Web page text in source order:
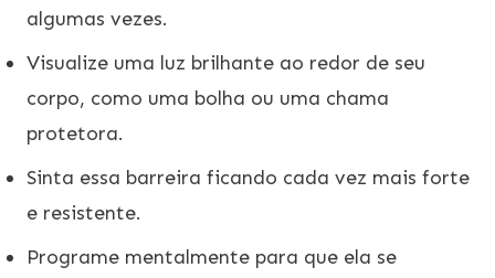
algumas vezes.
Visualize uma luz brilhante ao redor de seu
corpo, como uma bolha ou uma chama
protetora.
Sinta essa barreira ficando cada vez mais forte
e resistente.
Programe mentalmente para que ela se